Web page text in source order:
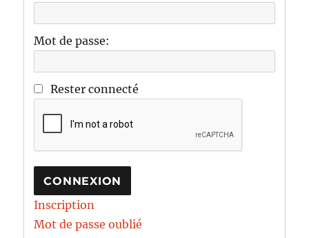
Mot de passe:
Rester connecté
CONNEXION
Inscription
Mot de passe oublié